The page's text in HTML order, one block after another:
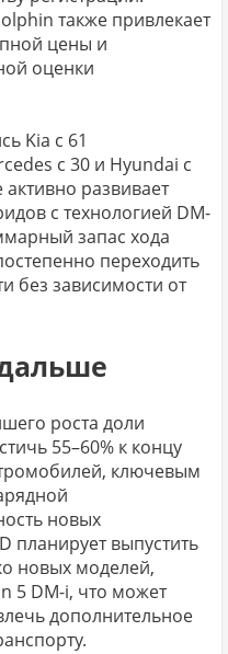
также привлекает
цены и
оценки
Kia с 61
с 30 и Hyundai с
развивает
с технологией DM-
запас хода
переходить
без зависимости от
роста доли
55–60% к концу
ключевым
новых
планирует выпустить
новых моделей,
5 DM-i, что может
дополнительное